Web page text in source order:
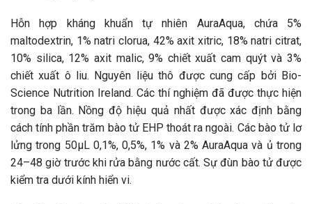
Hỗn hợp kháng khuẩn tự nhiên AuraAqua, chứa 5%
maltodextrin, 1% natri clorua, 42% axit xitric, 18% natri citrat,
10% silica, 12% axit malic, 9% chiết xuất cam quýt và 3%
chiết xuất ô liu. Nguyên liệu thô được cung cấp bởi Bio-
Science Nutrition Ireland. Các thí nghiệm đã được thực hiện
trong ba lần. Nồng độ hiệu quả nhất được xác định bằng
cách tính phần trăm bào tử EHP thoát ra ngoài. Các bào tử lơ
lửng trong 50μL 0,1%, 0,5%, 1% và 2% AuraAqua và ủ trong
24–48 giờ trước khi rửa bằng nước cất. Sự đùn bào tử được
kiểm tra dưới kính hiển vi.